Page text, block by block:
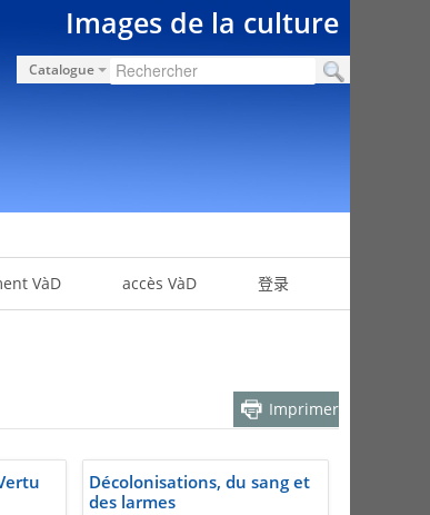
Images de la culture
Catalogue
VàD accès VàD 登录
Imprimer
Décolonisations, du sang et
des larmes